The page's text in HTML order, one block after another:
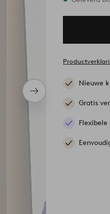
Volgend
item
Nieuwe
Gratis